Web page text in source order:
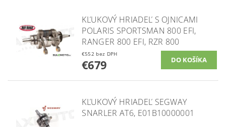
KĽUKOVÝ HRIADEĽ S OJNICAMI
POLARIS SPORTSMAN 800 EFI,
RANGER 800 EFI, RZR 800
€552 bez DPH
€679
KĽUKOVÝ HRIADEĽ SEGWAY
SNARLER AT6, E01B10000001